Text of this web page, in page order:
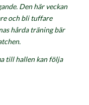
Den här veckan
och bli tuffare
hårda träning bär
till hallen kan följa